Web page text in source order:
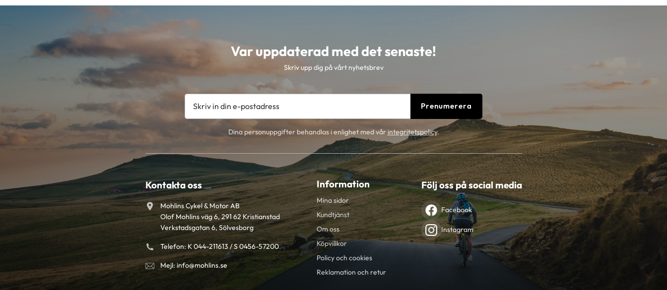
Var uppdaterad med det senaste!
Skriv upp dig på vårt nyhetsbrev
Prenumerera
Dina personuppgifter behandlas i enlighet med vårintegritetspolicy.
Kontakta oss
Mohlins Cykel & Motor AB
Olof Mohlins väg 6, 291 62 Kristianstad
Verkstadsgatan 6, Sölvesborg
Telefon: K 044-211613 / S 0456-57200
Mejl: info@mohlins.se
Information
Mina sidor
Kundtjänst
Om oss
Köpvillkor
Policy och cookies
Reklamation och retur
Följ oss på social media
Facebook
Instagram